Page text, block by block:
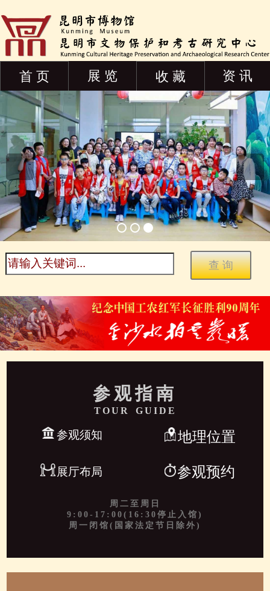
首 页 展 览 收 藏 资 讯
参观指南
TOUR GUIDE
参观须知 地理位置
展厅布局 参观预约
周二至周日
9:00-17:00(16:30停止入馆)
周一闭馆(国家法定节日除外)